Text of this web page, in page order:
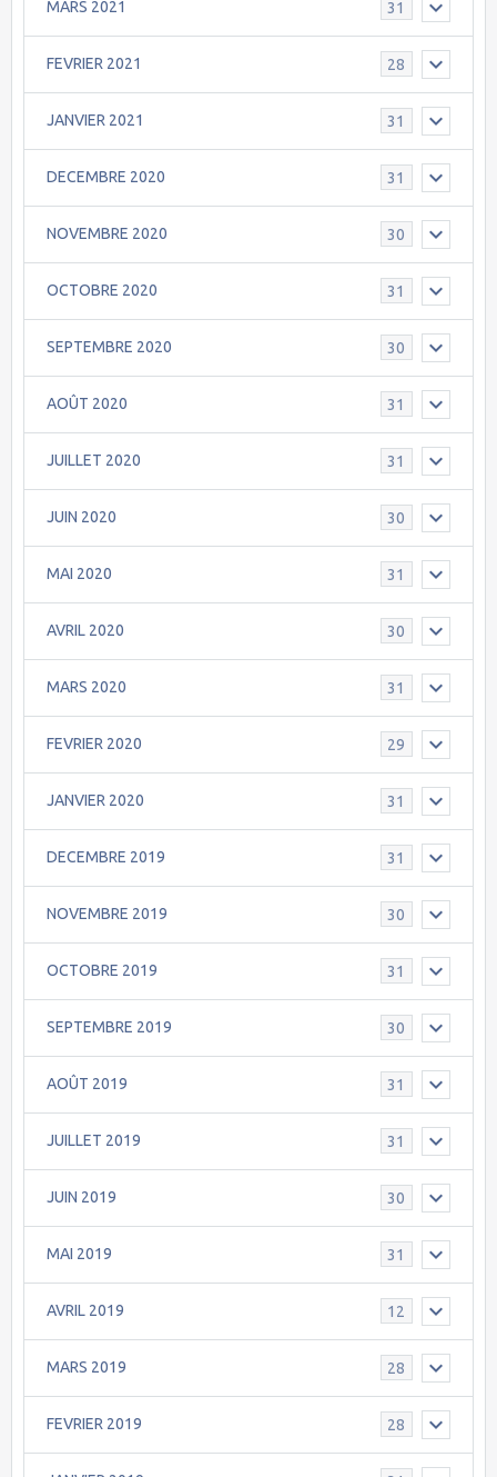
MARS 2021 31
FEVRIER 2021 28
JANVIER 2021 31
DECEMBRE 2020 31
NOVEMBRE 2020 30
OCTOBRE 2020 31
SEPTEMBRE 2020 30
AOÛT 2020 31
JUILLET 2020 31
JUIN 2020 30
MAI 2020 31
AVRIL 2020 30
MARS 2020 31
FEVRIER 2020 29
JANVIER 2020 31
DECEMBRE 2019 31
NOVEMBRE 2019 30
OCTOBRE 2019 31
SEPTEMBRE 2019 30
AOÛT 2019 31
JUILLET 2019 31
JUIN 2019 30
MAI 2019 31
AVRIL 2019 12
MARS 2019 28
FEVRIER 2019 28